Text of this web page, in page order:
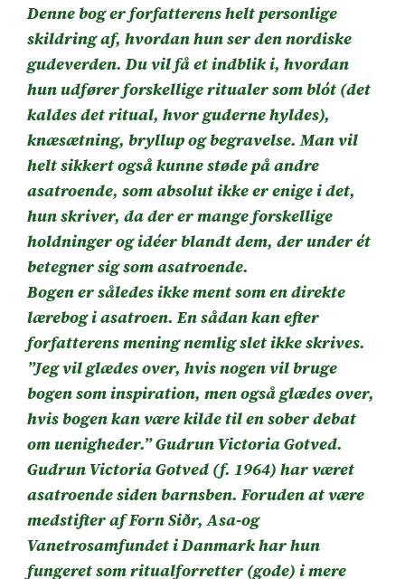
Denne bog er forfatterens helt personlige
skildring af, hvordan hun ser den nordiske
gudeverden. Du vil få et indblik i, hvordan
hun udfører forskellige ritualer som blót (det
kaldes det ritual, hvor guderne hyldes),
knæsætning, bryllup og begravelse. Man vil
helt sikkert også kunne støde på andre
asatroende, som absolut ikke er enige i det,
hun skriver, da der er mange forskellige
holdninger og idéer blandt dem, der under ét
betegner sig som asatroende.
Bogen er således ikke ment som en direkte
lærebog i asatroen. En sådan kan efter
forfatterens mening nemlig slet ikke skrives.
”Jeg vil glædes over, hvis nogen vil bruge
bogen som inspiration, men også glædes over,
hvis bogen kan være kilde til en sober debat
om uenigheder.” Gudrun Victoria Gotved.
Gudrun Victoria Gotved (f. 1964) har været
asatroende siden barnsben. Foruden at være
medstifter af Forn Siðr, Asa-og
Vanetrosamfundet i Danmark har hun
fungeret som ritualforretter (gode) i mere